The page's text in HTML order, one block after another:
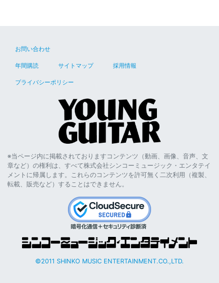
お問い合わせ
年間購読 サイトマップ 採用情報
プライバシーポリシー
※当ページ内に掲載されておりますコンテンツ（動画、画像、音声、文
章など）の権利は、すべて株式会社シンコーミュージック・エンタテイ
メントに帰属します。これらのコンテンツを許可無く二次利用（複製、
転載、販売など）することはできません。
©2011 SHINKO MUSIC ENTERTAINMENT.CO.,LTD.